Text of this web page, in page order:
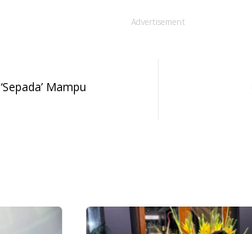
Advertisement
Mampu